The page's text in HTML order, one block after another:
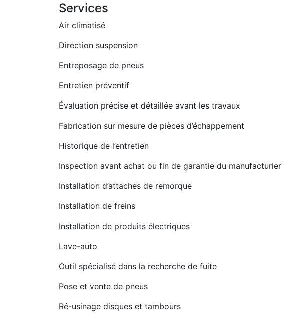
Services
Air climatisé
Direction suspension
Entreposage de pneus
Entretien préventif
Évaluation précise et détaillée avant les travaux
Fabrication sur mesure de pièces d’échappement
Historique de l’entretien
Inspection avant achat ou fin de garantie du manufacturier
Installation d’attaches de remorque
Installation de freins
Installation de produits électriques
Lave-auto
Outil spécialisé dans la recherche de fuite
Pose et vente de pneus
Ré-usinage disques et tambours